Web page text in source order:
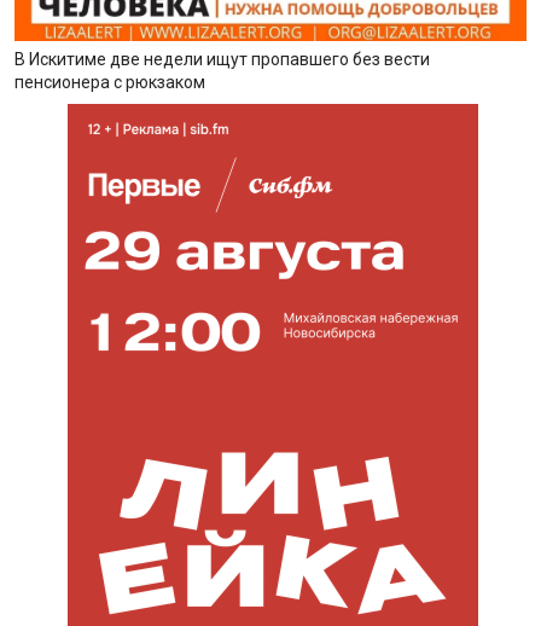
В Искитиме две недели ищут пропавшего без вести
пенсионера с рюкзаком